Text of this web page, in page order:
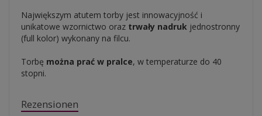
Największym atutem torby jest innowacyjność i
unikatowe wzornictwo oraz trwały nadruk jednostronny
(full kolor) wykonany na filcu.
Torbę można prać w pralce, w temperaturze do 40
stopni.
Rezensionen